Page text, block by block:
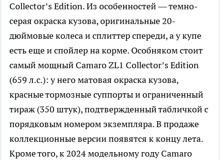
Collector’s Edition. Из особенностей — темно-
серая окраска кузова, оригинальные 20-
дюймовые колеса и сплиттер спереди, а у купе
есть еще и спойлер на корме. Особняком стоит
самый мощный Camaro ZL1 Collector’s Edition
(659 л.с.): у него матовая окраска кузова,
красные тормозные суппорты и ограниченный
тираж (350 штук), подтвержденный табличкой с
порядковым номером экземпляра. В продаже
коллекционные версии появятся к концу лета.
Кроме того, к 2024 модельному году Camaro